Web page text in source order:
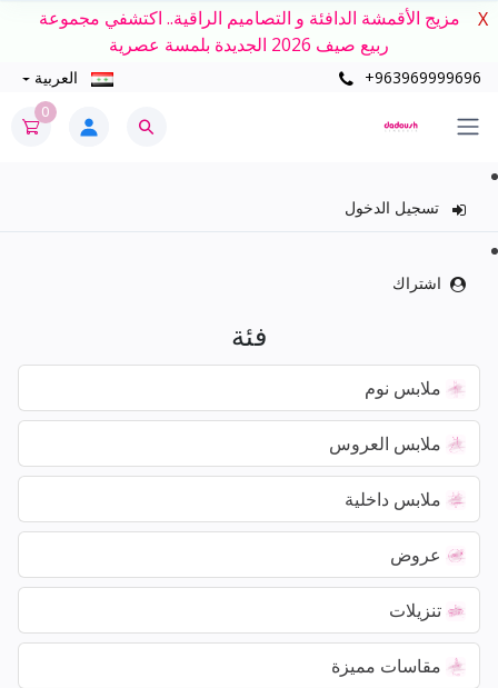
مزيج الأقمشة الدافئة و التصاميم الراقية.. اكتشفي مجموعة
ربيع صيف 2026 الجديدة بلمسة عصرية
X
+963969999696 العربية
0
تسجيل الدخول
اشتراك
فئة
ملابس نوم
ملابس العروس
ملابس داخلية
عروض
تنزيلات
مقاسات مميزة